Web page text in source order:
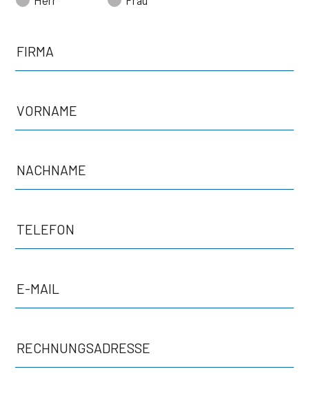
FIRMA
VORNAME
NACHNAME
TELEFON
E-MAIL
RECHNUNGSADRESSE